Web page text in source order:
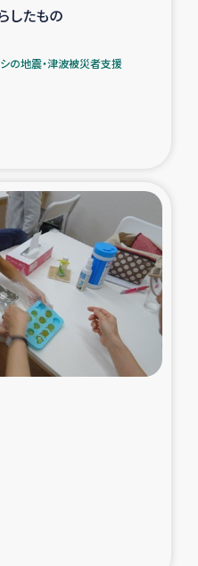
る緊急支援
民への教育支援事業
ルシック
宅被災者支援
の活動
・農業復興支援
ンティア日誌
したもの
の地震・津波被災者支援